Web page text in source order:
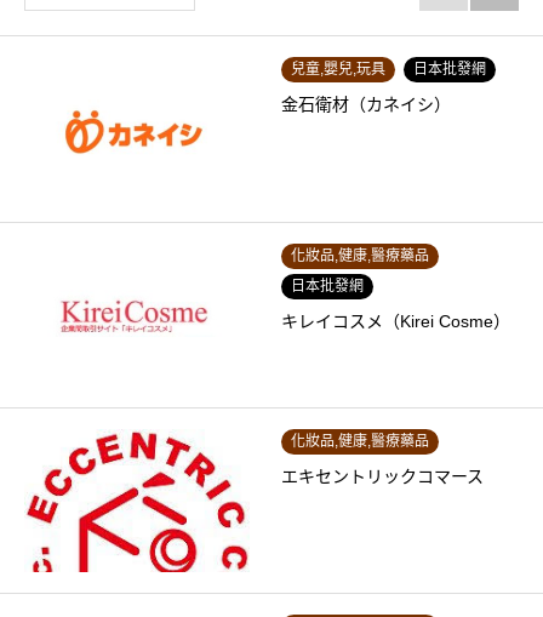
兒童,嬰兒,玩具 日本批發網
金石衛材（カネイシ）
化妝品,健康,醫療藥品
日本批發網
キレイコスメ（Kirei Cosme）
化妝品,健康,醫療藥品
エキセントリックコマース